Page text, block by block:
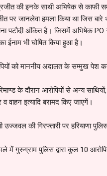
की इनके साथी अभिषेक से
पर जानलेवा हमला किया था जिस
पटौदी अंकित है। जिसमें अभिषेक PO
ईनाम भी घोषित किया हुआ है।
को माननीय अदालत के सम्मुख पेश
के दौरान आरोपियों से अन्य
वाहन इत्यादि बरामद किए जाएगें।
की गिरफ्तारी पर हरियाणा
पुलिस द्वारा कुल 10